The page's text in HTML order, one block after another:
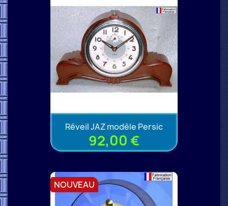
Réveil JAZ modèle Persic
92,00 €
NOUVEAU